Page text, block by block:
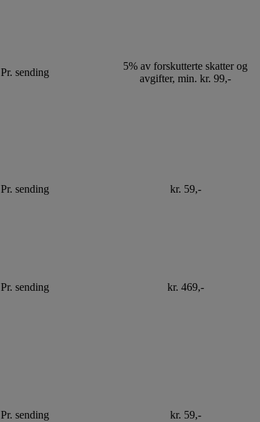
Pr. sending
5% av forskutterte skatter og
avgifter, min. kr. 99,-
Pr. sending kr. 59,-
Pr. sending kr. 469,-
Pr. sending kr. 59,-